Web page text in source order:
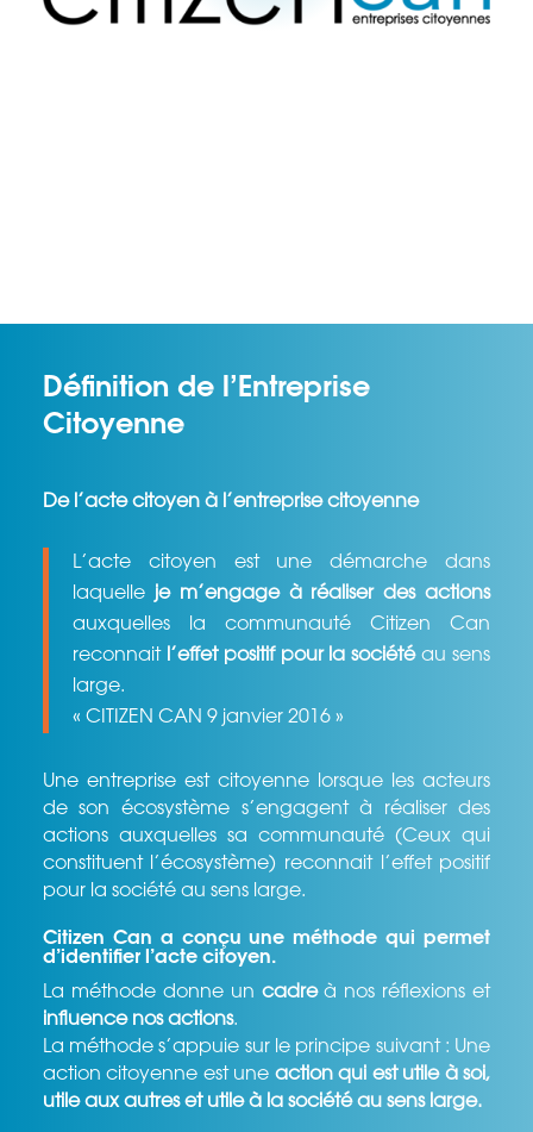
Définition de l’Entreprise
Citoyenne
De l’acte citoyen à l’entreprise citoyenne
L’acte citoyen est une démarche dans
laquelle je m’engage à réaliser des actions
auxquelles la communauté Citizen Can
reconnait l’effet positif pour la sociétéau sens
large.
« CITIZEN CAN 9 janvier 2016 »
Une entreprise est citoyenne lorsque les acteurs
de son écosystème s’engagent à réaliser des
actions auxquelles sa communauté (Ceux qui
constituent l’écosystème) reconnait l’effet positif
pour la société au sens large.
Citizen Can a conçu une méthode qui permet
d’identifier l’acte citoyen.
La méthode donne un cadreà nos réflexions et
influence nos actions.
La méthode s’appuie sur le principe suivant : Une
action citoyenne est une action qui est utile à soi,
utile aux autres et utile à la société au sens large.